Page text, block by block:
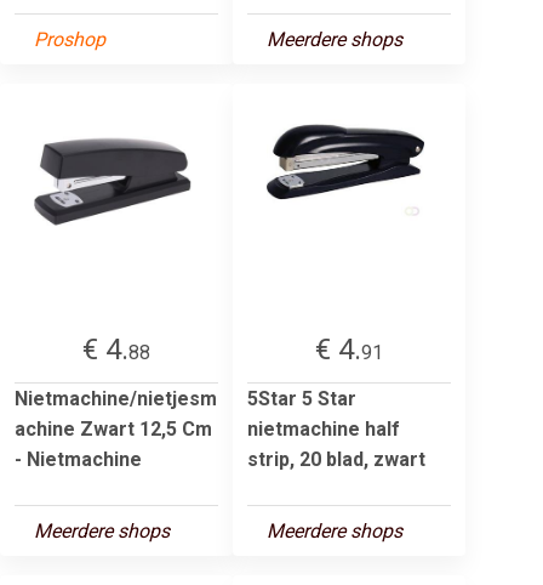
Proshop Meerdere shops
€ 4.88
Nietmachine/nietjesm
achine Zwart 12,5 Cm
- Nietmachine
Meerdere shops
€ 4.91
5Star 5 Star
nietmachine half
strip, 20 blad, zwart
Meerdere shops